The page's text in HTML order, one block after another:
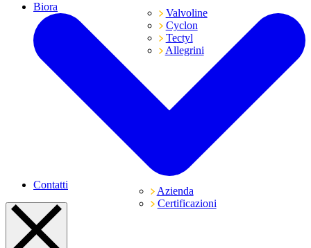
Valvoline
Cyclon
Tectyl
Allegrini
Biora
Azienda
Certificazioni
Contatti